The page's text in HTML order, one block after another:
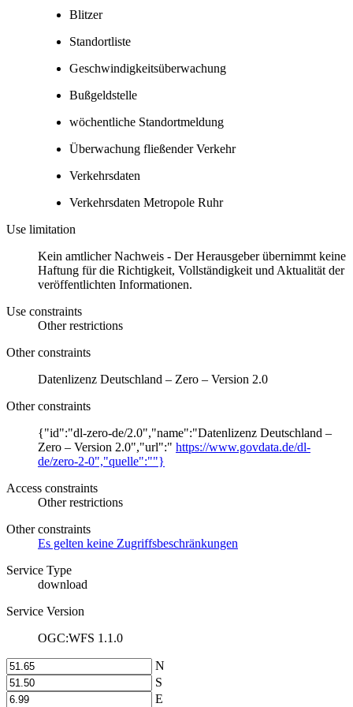
Blitzer
Standortliste
Geschwindigkeitsüberwachung
Bußgeldstelle
wöchentliche Standortmeldung
Überwachung fließender Verkehr
Verkehrsdaten
Verkehrsdaten Metropole Ruhr
Use limitation
Kein amtlicher Nachweis - Der Herausgeber übernimmt keine
Haftung für die Richtigkeit, Vollständigkeit und Aktualität der
veröffentlichten Informationen.
Use constraints
Other restrictions
Other constraints
Datenlizenz Deutschland – Zero – Version 2.0
Other constraints
{"id":"dl-zero-de/2.0","name":"Datenlizenz Deutschland –
Zero – Version 2.0","url":" https://www.govdata.de/dl-
de/zero-2-0","quelle":""}
Access constraints
Other restrictions
Other constraints
Es gelten keine Zugriffsbeschränkungen
Service Type
download
Service Version
OGC:WFS 1.1.0
N
S
E